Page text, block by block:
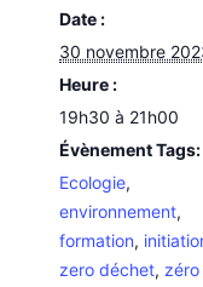
Date :
30 novembre
Heure :
19h30 à 21h00
Évènement Tags:
Ecologie,
environnement,
formation,
zero déchet,zéro